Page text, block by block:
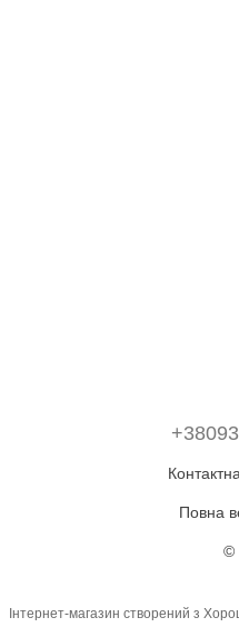
Повна
©
Інтернет-магазин створений з